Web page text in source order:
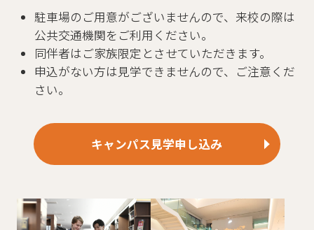
駐車場のご用意がございませんので、来校の際は
公共交通機関をご利用ください。
同伴者はご家族限定とさせていただきます。
申込がない方は見学できませんので、ご注意くだ
さい。
キャンパス見学申し込み